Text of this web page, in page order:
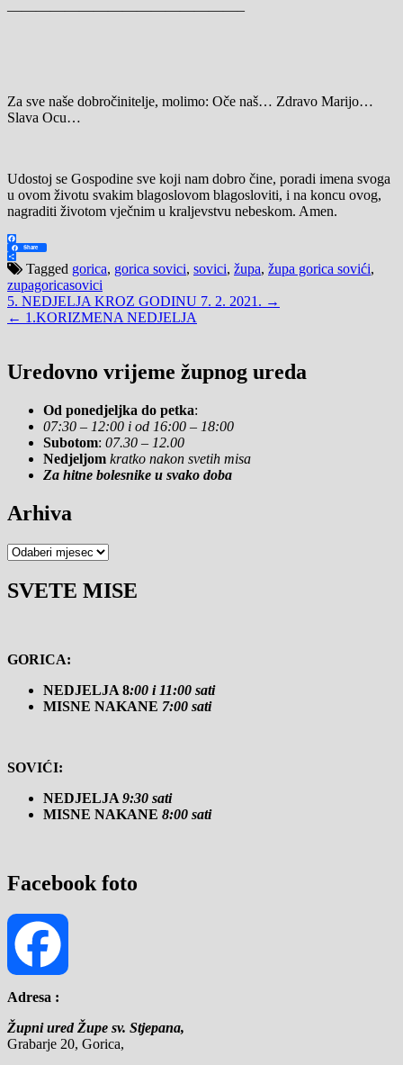
————————————————–
Za sve naše dobročinitelje, molimo: Oče naš… Zdravo Marijo…
Slava Ocu…
Udostoj se Gospodine sve koji nam dobro čine, poradi imena svoga
u ovom životu svakim blagoslovom blagosloviti, i na koncu ovog,
nagraditi životom vječnim u kraljevstvu nebeskom. Amen.
Facebook
Share
ShareTagged gorica, gorica sovici, sovici, župa, župa gorica sovići,
zupagoricasovici
Navigacija
objava
5. NEDJELJA KROZ GODINU 7. 2. 2021. →
← 1.KORIZMENA NEDJELJA
Uredovno vrijeme župnog ureda
Od ponedjeljka do petka:
07:30 – 12:00 i od 16:00 – 18:00
Subotom: 07.30 – 12.00
Nedjeljom kratko nakon svetih misa
Za hitne bolesnike u svako doba
Arhiva
Arhiva
SVETE MISE
GORICA:
NEDJELJA 8:00 i 11:00 sati
MISNE NAKANE 7:00 sati
SOVIĆI:
NEDJELJA 9:30 sati
MISNE NAKANE 8:00 sati
Facebook foto
Facebook
Adresa :
Župni ured Župe sv. Stjepana,
Grabarje 20, Gorica,